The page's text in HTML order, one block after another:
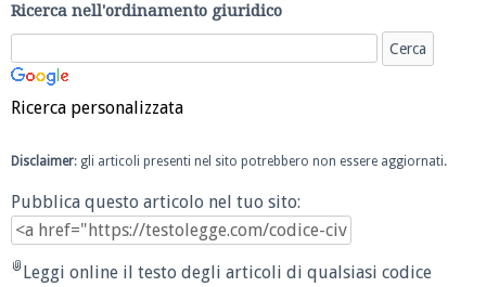
Ricerca nell'ordinamento giuridico
Ricerca personalizzata
Disclaimer: gli articoli presenti nel sito potrebbero non essere aggiornati.
Pubblica questo articolo nel tuo sito:
Leggi online il testo degli articoli di qualsiasi codice